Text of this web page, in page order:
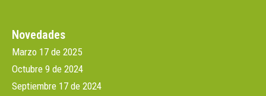
Novedades
Marzo 17 de 2025
Octubre 9 de 2024
Septiembre 17 de 2024